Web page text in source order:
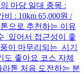
마당 일대 종목 :
비 : 10km 65,000원 /
으로 추천하는 이유
있어서 접근성이 좋
이 마무리되는 시기
도 좋아요 코스 자체
톤 처음 도전하는 분